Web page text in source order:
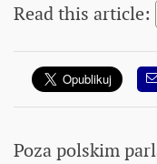
Read this article:
Poza polskim